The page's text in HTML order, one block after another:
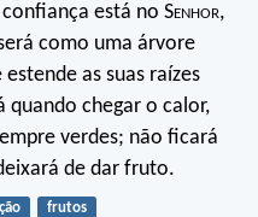
está no Senhor,
como uma árvore
estende as suas raízes
quando chegar o calor,
verdes; não ficará
de dar fruto.
frutos